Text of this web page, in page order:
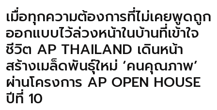
เมื่อทุกความต้องการที่ไม่เคยพูดถูก
ออกแบบไว้ล่วงหน้าในบ้านที่เข้าใจ
ชีวิต AP THAILAND เดินหน้า
สร้างเมล็ดพันธุ์ใหม่ ‘คนคุณภาพ’
ผ่านโครงการ AP OPEN HOUSE
ปีที่ 10